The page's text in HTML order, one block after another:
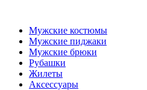
Мужские костюмы
Мужские пиджаки
Мужские брюки
Рубашки
Жилеты
Аксессуары